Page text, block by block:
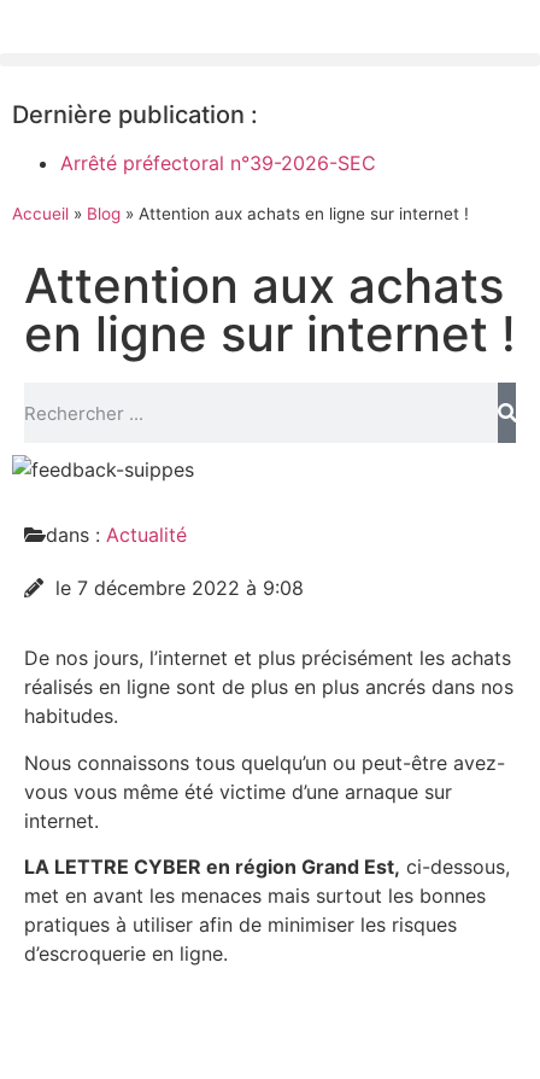
Dernière publication :
Arrêté préfectoral n°39-2026-SEC
Accueil » Blog » Attention aux achats en ligne sur internet !
Attention aux achats
en ligne sur internet !
De nos jours, l’internet et plus précisément les achats
réalisés en ligne sont de plus en plus ancrés dans nos
habitudes.
Nous connaissons tous quelqu’un ou peut-être avez-
vous vous même été victime d’une arnaque sur
internet.
LA LETTRE CYBER en région Grand Est, ci-dessous,
met en avant les menaces mais surtout les bonnes
pratiques à utiliser afin de minimiser les risques
d’escroquerie en ligne.
dans : Actualité
le 7 décembre 2022 à 9:08